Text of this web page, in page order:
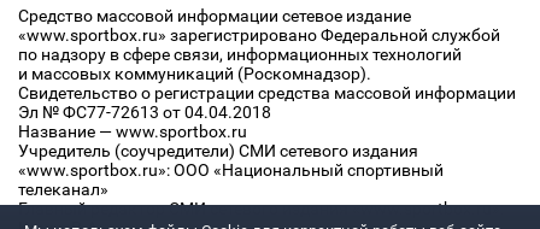
Средство массовой информации сетевое издание
«www.sportbox.ru» зарегистрировано Федеральной службой
по надзору в сфере связи, информационных технологий
и массовых коммуникаций (Роскомнадзор).
Свидетельство о регистрации средства массовой информации
Эл № ФС77-72613 от 04.04.2018
Название — www.sportbox.ru
Учредитель (соучредители) СМИ сетевого издания
«www.sportbox.ru»: ООО «Национальный спортивный
телеканал»
Главный редактор СМИ сетевого издания «www.sportbox.ru»: